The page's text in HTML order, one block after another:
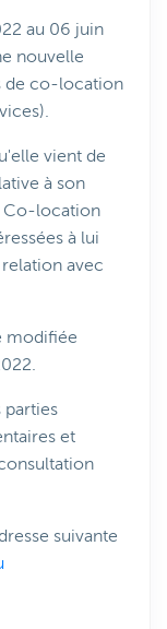
au 06 juin
nouvelle
de co-location
vient de
à son
Co-location
à lui
avec
modifiée
parties
et
suivante